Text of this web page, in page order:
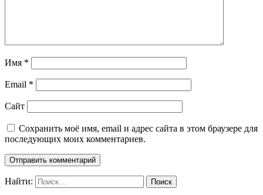
Имя *
Email *
Сайт
Сохранить моё имя, email и адрес сайта в этом браузере для
последующих моих комментариев.
Найти: